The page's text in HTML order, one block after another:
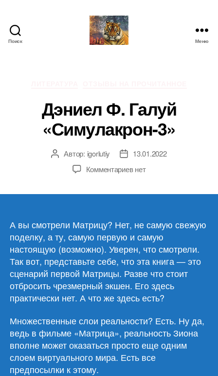
Поиск Меню
Дэниел Ф. Галуй
«Симулакрон-3»
Автор
записи
Автор: igorlutiy
Дата13.01.2022
Комментариевк
«Симулакрон-3»
нет
А вы смотрели Матрицу? Нет, не самую свежую
поделку, а ту, самую первую и самую
настоящую (возможно). Уверен, что смотрели.
Так вот, представьте себе, что эта книга — это
сценарий первой Матрицы. Разве что стоит
отбросить чрезмерный экшен. Его здесь
практически нет. А что же здесь есть?
Множественные слои реальности? Есть. Ну да,
ведь в фильме «Матрица», реальность Зиона
вполне может оказаться просто еще одним
слоем виртуального мира. Есть все
предпосылки к этому.